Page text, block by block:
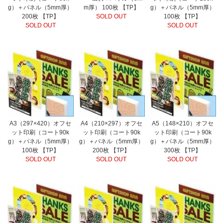
g）＋パネル（5mm厚）
200枚 【TP】
SOLD OUT
m厚） 100枚 【TP】
SOLD OUT
g）＋パネル（5mm厚）
100枚 【TP】
SOLD OUT
A3（297×420）オフセ
ット印刷（コート90k
g）＋パネル（5mm厚）
100枚 【TP】
SOLD OUT
A4（210×297）オフセ
ット印刷（コート90k
g）＋パネル（5mm厚）
200枚 【TP】
SOLD OUT
A5（148×210）オフセ
ット印刷（コート90k
g）＋パネル（5mm厚）
300枚 【TP】
SOLD OUT